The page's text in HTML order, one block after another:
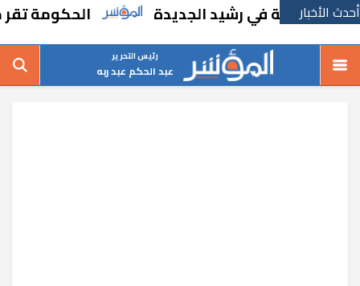
أحدث الأخبار
في رشيد الجديدة الحكومة تقر مسانده
رئيس التحرير
عبد الحكم عبد ربه